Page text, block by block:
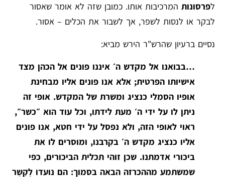
לפרסונות המרכיבות אותו. כמובן שזה לא אומר שאסור
לבקר או לנסות לשפר, אך לשבור את הכלים – אסור.
נסיים ברעיון שהרש"ר הירש מביא:
…בבואנו אל מקדש ה׳ איננו פונים אל הכהן מצד
אישיותו הפרטית; אלא אנו פונים אליו מבחינת
אופיו הסמלי כנציג ומשרת של המקדש. אופי זה
ניתן לו על ידי ה׳ מעת לידתו, וכל עוד הוא ״כשר״,
ראוי לאופי הזה, ולא נפסל על ידי חטא, אנו פונים
אליו כנציג מקדש ה׳ בקִרבנו, ומוסרים לו את
ביכורי אדמתנו. שכן זוהי תכלית הביכורים, כפי
שמשתמע מההכרזה הבאה בסמוך: הם נועדו לְקַשֵר